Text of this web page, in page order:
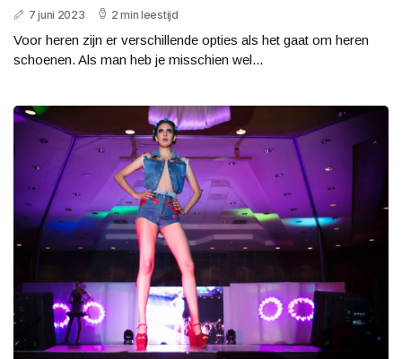
7 juni 2023 2 min leestijd
Voor heren zijn er verschillende opties als het gaat om heren
schoenen. Als man heb je misschien wel...